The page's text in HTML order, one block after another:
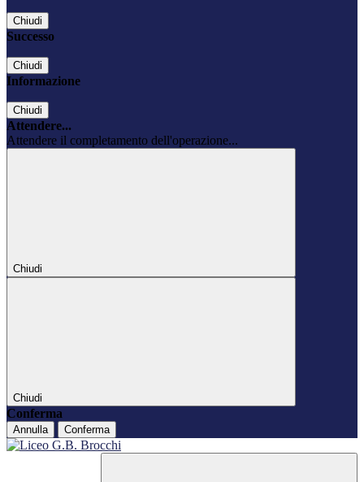
Chiudi
Successo
Chiudi
Informazione
Chiudi
Attendere...
Attendere il completamento dell'operazione...
Chiudi
Chiudi
Conferma
Annulla Conferma